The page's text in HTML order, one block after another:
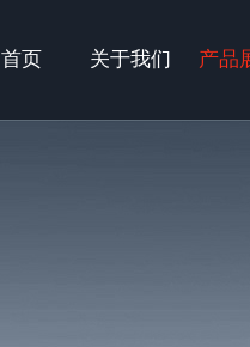
首页 关于我们 产品